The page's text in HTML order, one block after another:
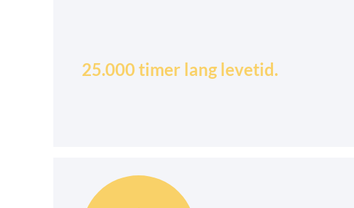
25.000 timer lang levetid.